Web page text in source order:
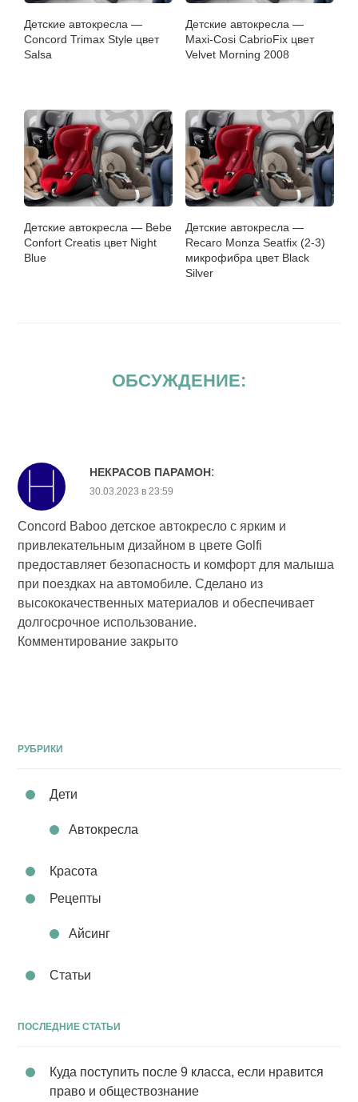
Детские автокресла —
Concord Trimax Style цвет
Salsa
Детские автокресла —
Maxi-Cosi CabrioFix цвет
Velvet Morning 2008
Детские автокресла — Bebe
Confort Creatis цвет Night
Blue
Детские автокресла —
Recaro Monza Seatfix (2-3)
микрофибра цвет Black
Silver
ОБСУЖДЕНИЕ:
НЕКРАСОВ ПАРАМОН:
30.03.2023 в 23:59
Concord Baboo детское автокресло с ярким и
привлекательным дизайном в цвете Golfi
предоставляет безопасность и комфорт для малыша
при поездках на автомобиле. Сделано из
высококачественных материалов и обеспечивает
долгосрочное использование.
Комментирование закрыто
РУБРИКИ
Дети
Автокресла
Красота
Рецепты
Айсинг
Статьи
ПОСЛЕДНИЕ СТАТЬИ
Куда поступить после 9 класса, если нравится
право и обществознание